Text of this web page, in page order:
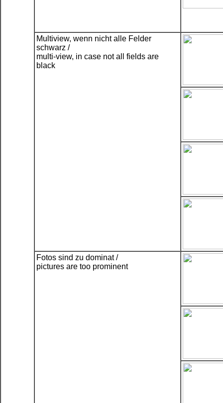
Multiview, wenn nicht alle Felder
schwarz /
multi-view, in case not all fields are
black
Fotos sind zu dominat /
pictures are too prominent